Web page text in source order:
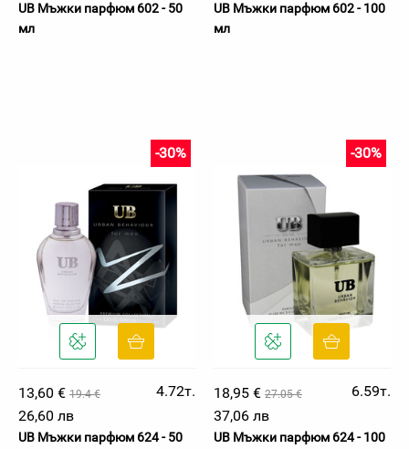
UB Мъжки парфюм 602 - 50
мл
UB Мъжки парфюм 602 - 100
мл
13,60 € 19.4 €
-30%
4.72т.
26,60 лв
UB Мъжки парфюм 624 - 50
18,95 € 27.05 €
-30%
6.59т.
37,06 лв
UB Мъжки парфюм 624 - 100